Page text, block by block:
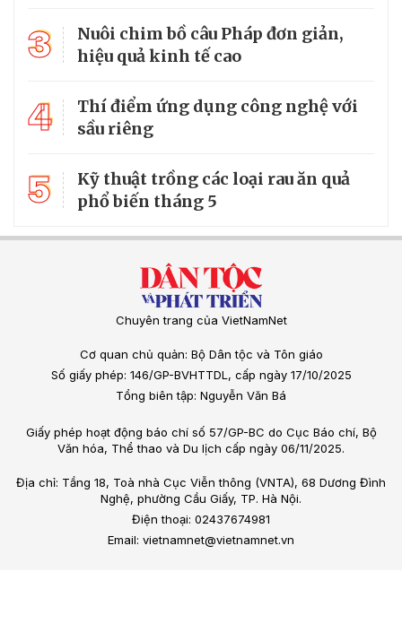
3
Nuôi chim bồ câu Pháp đơn giản,
hiệu quả kinh tế cao
4
Thí điểm ứng dụng công nghệ với
sầu riêng
5
Kỹ thuật trồng các loại rau ăn quả
phổ biến tháng 5
Chuyên trang của VietNamNet
Cơ quan chủ quản: Bộ Dân tộc và Tôn giáo
Số giấy phép: 146/GP-BVHTTDL, cấp ngày 17/10/2025
Tổng biên tập: Nguyễn Văn Bá
Giấy phép hoạt động báo chí số 57/GP-BC do Cục Báo chí, Bộ
Văn hóa, Thể thao và Du lịch cấp ngày 06/11/2025.
Địa chỉ: Tầng 18, Toà nhà Cục Viễn thông (VNTA), 68 Dương Đình
Nghệ, phường Cầu Giấy, TP. Hà Nội.
Điện thoại: 02437674981
Email: vietnamnet@vietnamnet.vn